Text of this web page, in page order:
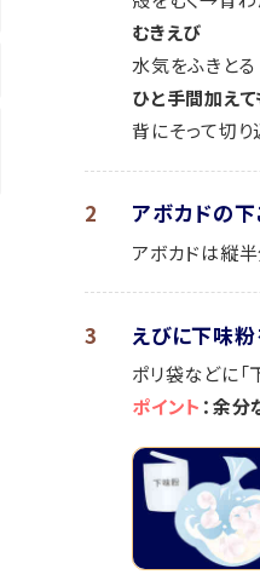
むきえび
水気をふきとる
ひと手間加えて
背にそって切り
2 アボカドの下
アボカドは縦半
3 えびに下味
ポリ袋などに「
ポイント ：余分